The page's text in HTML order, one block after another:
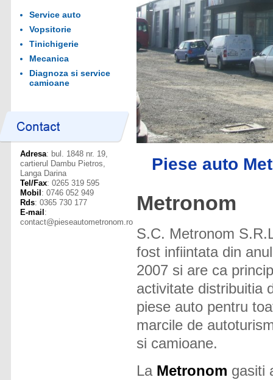
Service auto
Vopsitorie
Tinichigerie
Mecanica
Diagnoza si service
camioane
Adresa: bul. 1848 nr. 19,
cartierul Dambu Pietros,
Langa Darina
Tel/Fax: 0265 319 595
Mobil : 0746 052 949
Rds: 0365 730 177
E-mail :
contact@pieseautometronom.ro
Piese auto
Metronom
S.C. Metronom
fost infiintata din anul
2007 si are ca
activitate distribuitia
piese auto pentru
marcile de
si camioane.
La Metronom gasiti